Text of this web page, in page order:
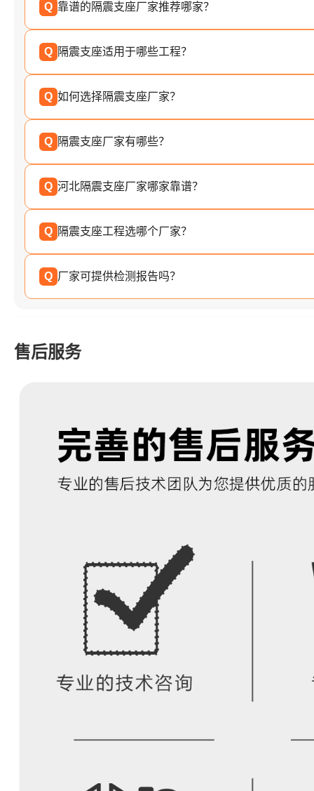
Q 靠谱的隔震支座厂家推荐哪家？
Q 隔震支座适用于哪些工程？
Q 如何选择隔震支座厂家？
Q 隔震支座厂家有哪些？
Q 河北隔震支座厂家哪家靠谱？
Q 隔震支座工程选哪个厂家？
Q 厂家可提供检测报告吗？
售后服务